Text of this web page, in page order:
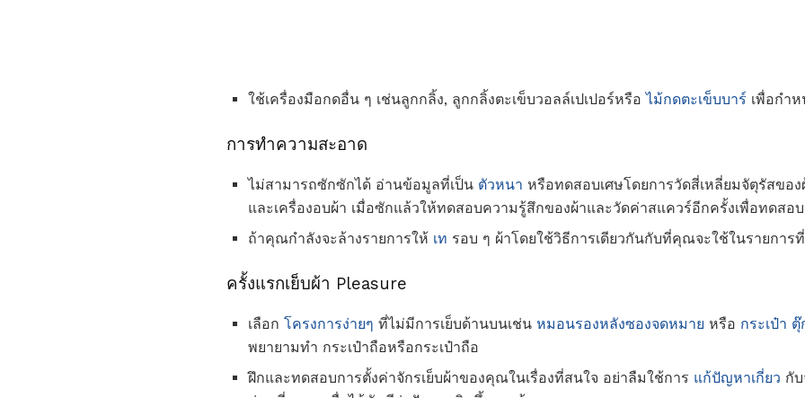
ใช้เครื่องมือกดอื่น ๆ เช่นลูกกลิ้ง, ลูกกลิ้งตะเข็บวอลล์เปเปอร์หรือไม้กดตะเข็บบาร์ เพื่อกำ
การทำความสะอาด
ไม่สามารถซักซักได้ อ่านข้อมูลที่เป็น ตัวหนา หรือทดสอบเศษโดยการวัดสี่เหลี่ยมจัตุรัสของ
และเครื่องอบผ้า เมื่อซักแล้วให้ทดสอบความรู้สึกของผ้าและวัดค่าสแควร์อีกครั้งเพื่อทดส
ถ้าคุณกำลังจะล้างรายการให้ เท รอบ ๆ ผ้าโดยใช้วิธีการเดียวกันกับที่คุณจะใช้ในรายการ
ครั้งแรกเย็บผ้า Pleasure
เลือก โครงการง่ายๆ ที่ไม่มีการเย็บด้านบนเช่น หมอนรองหลังซองจดหมาย หรือ กระเป๋า ตุ๊
พยายามทำ กระเป๋าถือหรือกระเป๋าถือ
ฝึกและทดสอบการตั้งค่าจักรเย็บผ้าของคุณในเรื่องที่สนใจ อย่าลืมใช้การ แก้ปัญหาเกี่ยว กั